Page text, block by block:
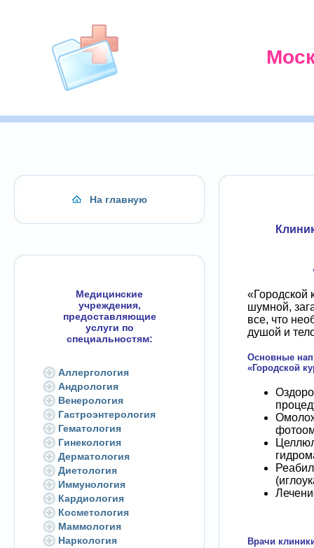
На главную
Медицинские
учреждения,
предоставляющие
услуги по
специальностям:
Аллергология
Андрология
Венерология
Гастроэнтерология
Гематология
Гинекология
Дерматология
Диетология
Иммунология
Кардиология
Косметология
Маммология
Наркология
«Городской
шумной,
все, что
душой и
Основные
«Городской
Врачи